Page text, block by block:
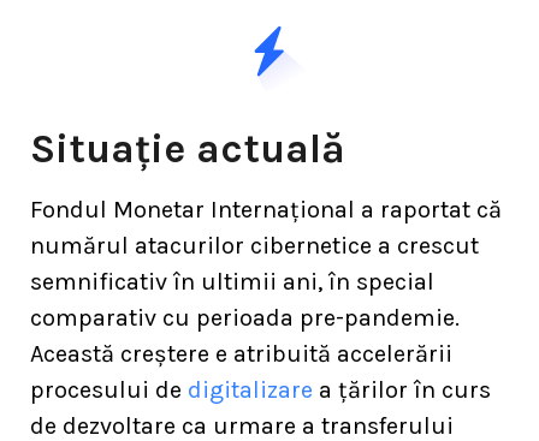
Situație actuală
Fondul Monetar Internațional a raportat că
numărul atacurilor cibernetice a crescut
semnificativ în ultimii ani, în special
comparativ cu perioada pre-pandemie.
Această creștere e atribuită accelerării
procesului de digitalizare a țărilor în curs
de dezvoltare ca urmare a transferului